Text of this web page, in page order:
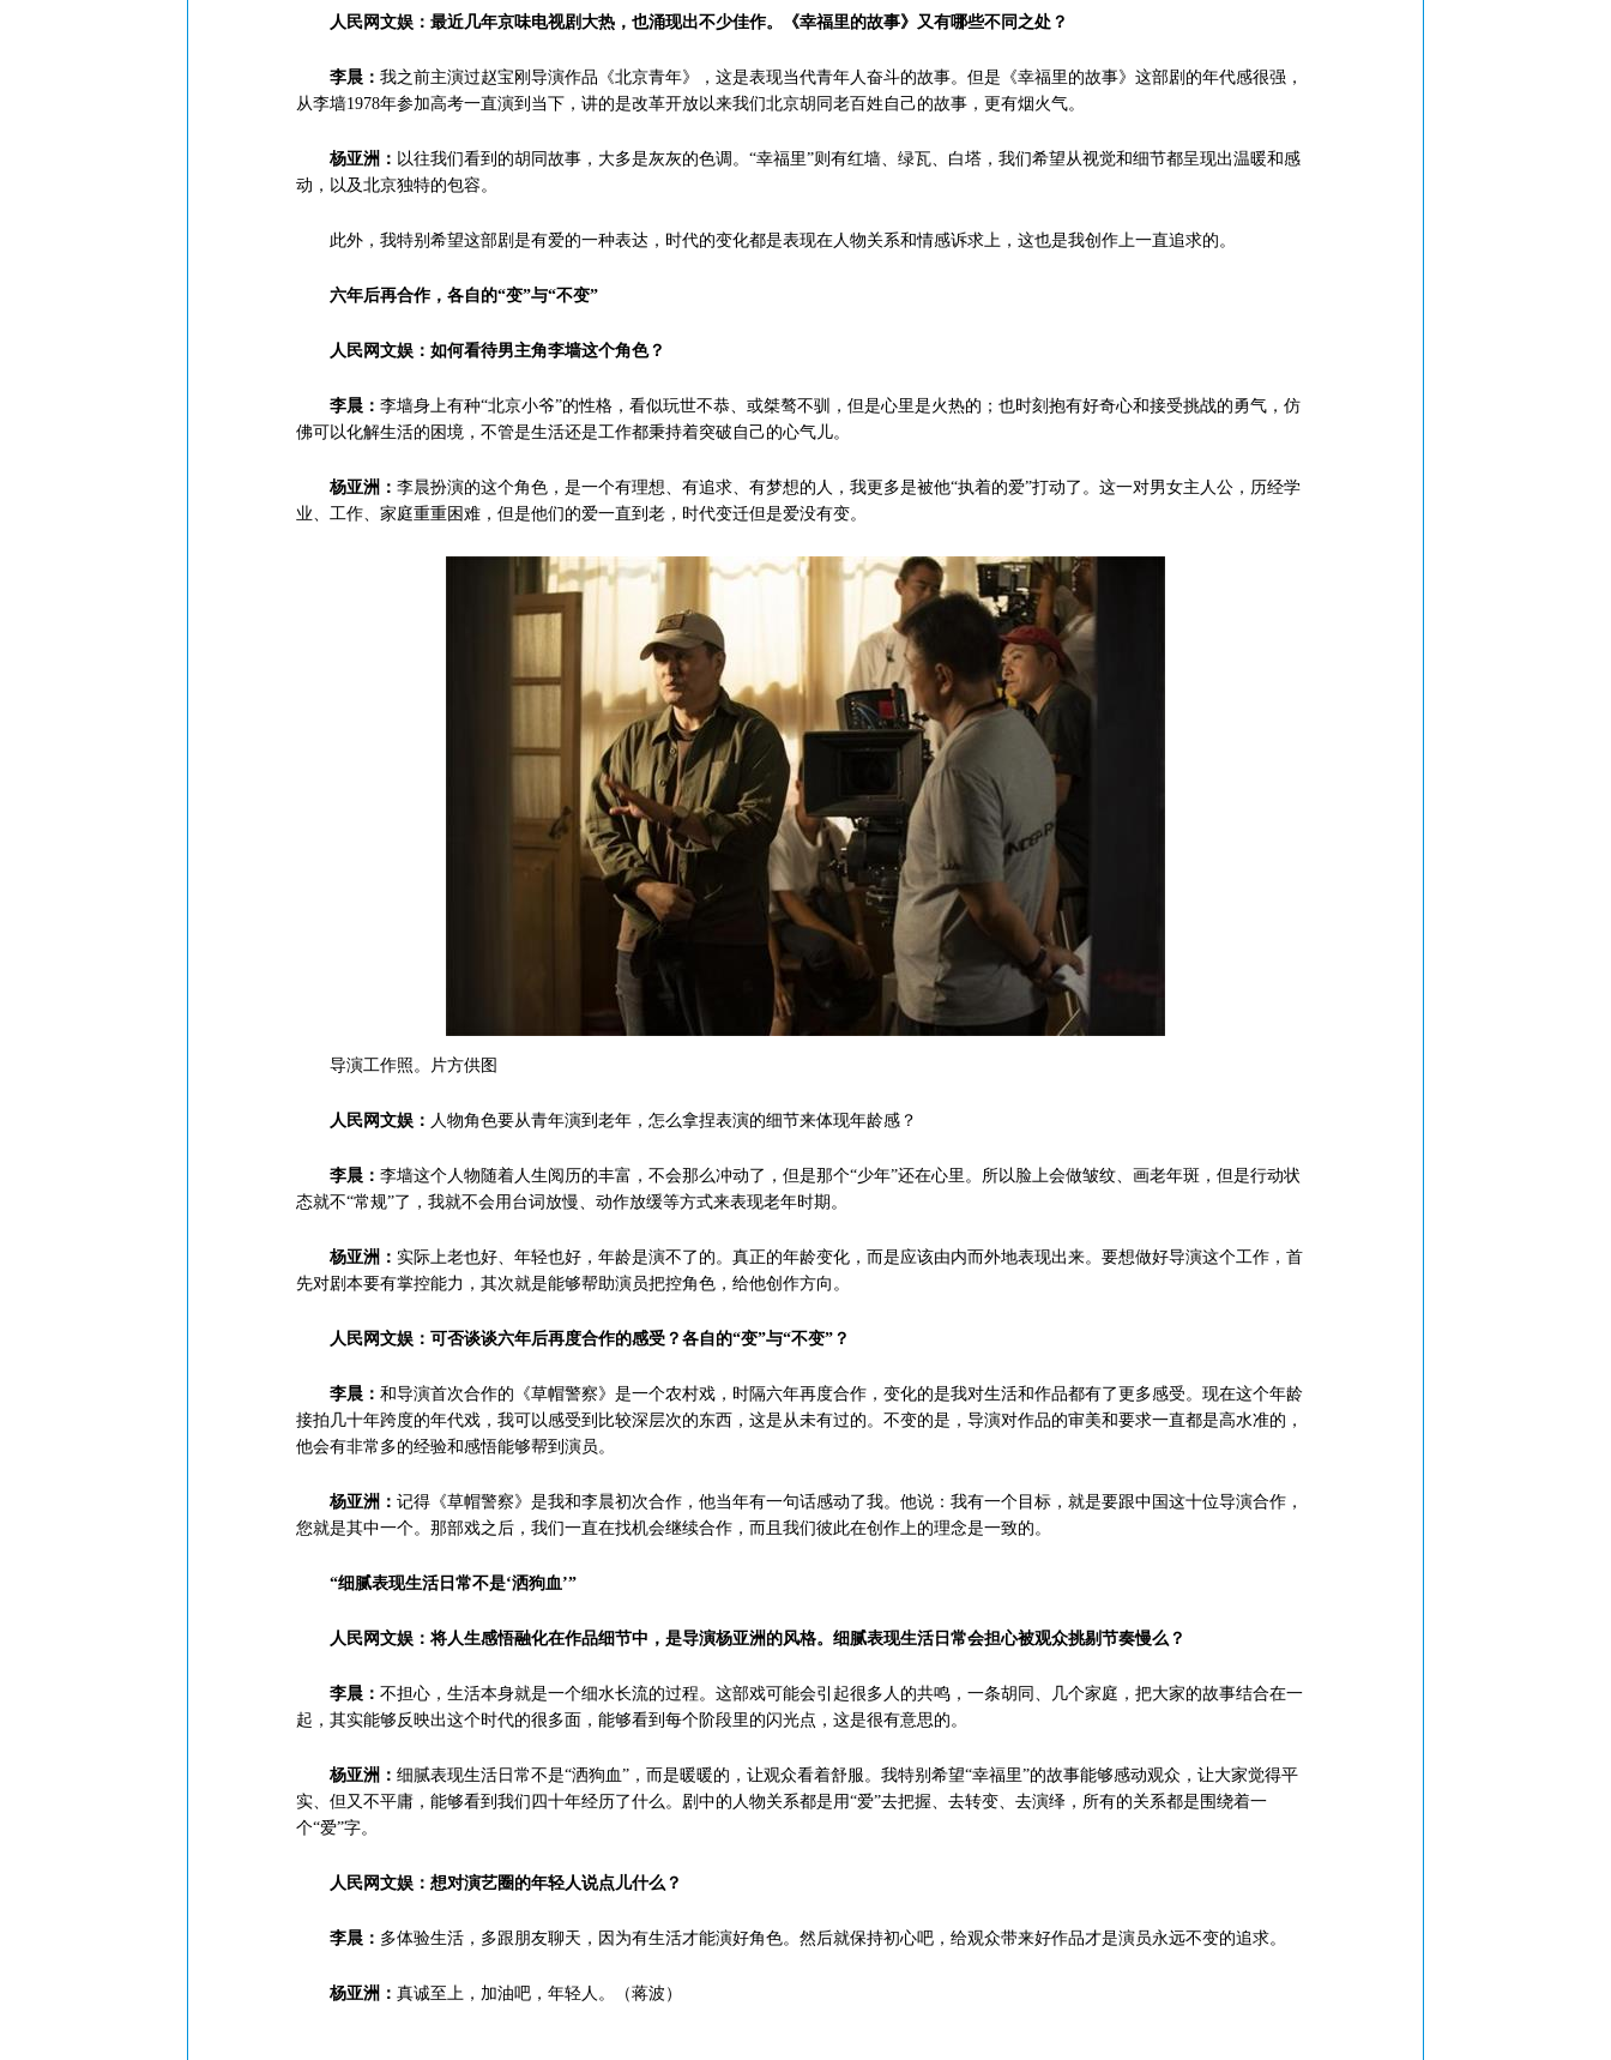
人民网文娱：最近几年京味电视剧大热，也涌现出不少佳作。《幸福里的故事》又有哪些不同之处？
李晨： 我之前主演过赵宝刚导演作品《北京青年》，这是表现当代青年人奋斗的故事。但是《幸福里的故事》这部剧的年代感很强，
从李墙1978年参加高考一直演到当下，讲的是改革开放以来我们北京胡同老百姓自己的故事，更有烟火气。
杨亚洲： 以往我们看到的胡同故事，大多是灰灰的色调。“幸福里”则有红墙、绿瓦、白塔，我们希望从视觉和细节都呈现出温暖和感
动，以及北京独特的包容。
此外，我特别希望这部剧是有爱的一种表达，时代的变化都是表现在人物关系和情感诉求上，这也是我创作上一直追求的。
六年后再合作，各自的“变”与“不变”
人民网文娱：如何看待男主角李墙这个角色？
李晨： 李墙身上有种“北京小爷”的性格，看似玩世不恭、或桀骜不驯，但是心里是火热的；也时刻抱有好奇心和接受挑战的勇气，仿
佛可以化解生活的困境，不管是生活还是工作都秉持着突破自己的心气儿。
杨亚洲： 李晨扮演的这个角色，是一个有理想、有追求、有梦想的人，我更多是被他“执着的爱”打动了。这一对男女主人公，历经学
业、工作、家庭重重困难，但是他们的爱一直到老，时代变迁但是爱没有变。
导演工作照。片方供图
人民网文娱： 人物角色要从青年演到老年，怎么拿捏表演的细节来体现年龄感？
李晨： 李墙这个人物随着人生阅历的丰富，不会那么冲动了，但是那个“少年”还在心里。所以脸上会做皱纹、画老年斑，但是行动状
态就不“常规”了，我就不会用台词放慢、动作放缓等方式来表现老年时期。
杨亚洲： 实际上老也好、年轻也好，年龄是演不了的。真正的年龄变化，而是应该由内而外地表现出来。要想做好导演这个工作，首
先对剧本要有掌控能力，其次就是能够帮助演员把控角色，给他创作方向。
人民网文娱：可否谈谈六年后再度合作的感受？各自的“变”与“不变”？
李晨： 和导演首次合作的《草帽警察》是一个农村戏，时隔六年再度合作，变化的是我对生活和作品都有了更多感受。现在这个年龄
接拍几十年跨度的年代戏，我可以感受到比较深层次的东西，这是从未有过的。不变的是，导演对作品的审美和要求一直都是高水准的，
他会有非常多的经验和感悟能够帮到演员。
杨亚洲： 记得《草帽警察》是我和李晨初次合作，他当年有一句话感动了我。他说：我有一个目标，就是要跟中国这十位导演合作，
您就是其中一个。那部戏之后，我们一直在找机会继续合作，而且我们彼此在创作上的理念是一致的。
“细腻表现生活日常不是‘洒狗血’”
人民网文娱：将人生感悟融化在作品细节中，是导演杨亚洲的风格。细腻表现生活日常会担心被观众挑剔节奏慢么？
李晨： 不担心，生活本身就是一个细水长流的过程。这部戏可能会引起很多人的共鸣，一条胡同、几个家庭，把大家的故事结合在一
起，其实能够反映出这个时代的很多面，能够看到每个阶段里的闪光点，这是很有意思的。
杨亚洲： 细腻表现生活日常不是“洒狗血”，而是暖暖的，让观众看着舒服。我特别希望“幸福里”的故事能够感动观众，让大家觉得平
实、但又不平庸，能够看到我们四十年经历了什么。剧中的人物关系都是用“爱”去把握、去转变、去演绎，所有的关系都是围绕着一
个“爱”字。
人民网文娱：想对演艺圈的年轻人说点儿什么？
李晨： 多体验生活，多跟朋友聊天，因为有生活才能演好角色。然后就保持初心吧，给观众带来好作品才是演员永远不变的追求。
杨亚洲： 真诚至上，加油吧，年轻人。（蒋波）